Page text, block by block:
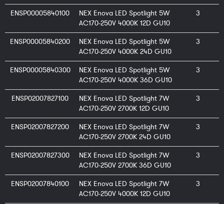
ENSP00005840100
NEX Enova LED Spotlight 5W
AC170-250V 4000K 12D GU10
3
ENSP00005840200
NEX Enova LED Spotlight 5W
AC170-250V 4000K 24D GU10
3
ENSP00005840300
NEX Enova LED Spotlight 5W
AC170-250V 4000K 36D GU10
3
ENSP02007827100
NEX Enova LED Spotlight 7W
AC170-250V 2700K 12D GU10
3
ENSP02007827200
NEX Enova LED Spotlight 7W
AC170-250V 2700K 24D GU10
3
ENSP02007827300
NEX Enova LED Spotlight 7W
AC170-250V 2700K 36D GU10
3
ENSP02007840100
NEX Enova LED Spotlight 7W
AC170-250V 4000K 12D GU10
3